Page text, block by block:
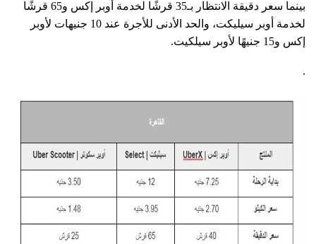
بينما سعر دقيقة الانتظار بـ35 قرشًا لخدمة أوبر إكس و65 قرشًا
لخدمة أوبر سيليكت، والحد الأدنى للأجرة عند 10 جنيهات لأوبر
إكس و15 جنيهًا لأوبر سيلكيت.
.